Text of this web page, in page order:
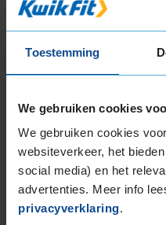
Toestemming
We gebruiken cookies
We gebruiken cookies
websiteverkeer, het
social media) en het
advertenties. Meer info
privacyverklaring.
14-inch banden
175/65R14 82T
185/60R14 82H
15-inch banden
165/65R15 81T
175/55R15 77T
175/65R15 84H
185/55R15 82V
185/60R15 84H
185/60R15 88H